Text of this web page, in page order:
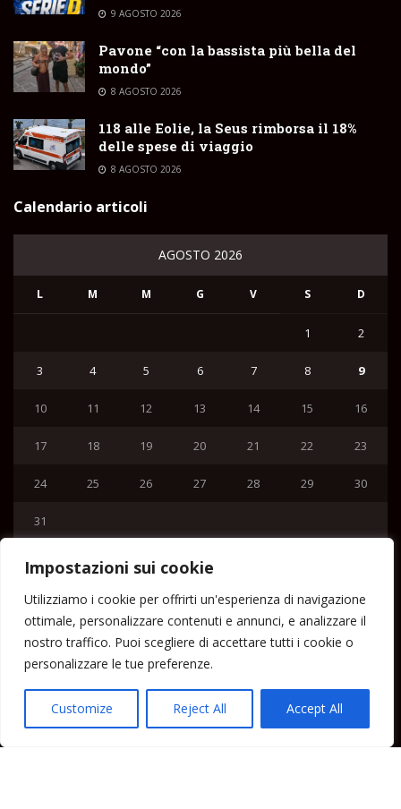
Impostazioni sui cookie
Utilizziamo i cookie per offrirti un'esperienza di navigazione
ottimale, personalizzare contenuti e annunci, e analizzare il
nostro traffico. Puoi scegliere di accettare tutti i cookie o
personalizzare le tue preferenze.
Customize Reject All Accept All
9 AGOSTO 2026
Pavone “con la bassista più bella del
mondo”
8 AGOSTO 2026
118 alle Eolie, la Seus rimborsa il 18%
delle spese di viaggio
8 AGOSTO 2026
Calendario articoli
AGOSTO 2026
L M M G V S D
1 2
3 4 5 6 7 8 9
10 11 12 13 14 15 16
17 18 19 20 21 22 23
24 25 26 27 28 29 30
31
Home
Lipari News
Cronaca Lipari
Politica Lipari
Cultura Lipari